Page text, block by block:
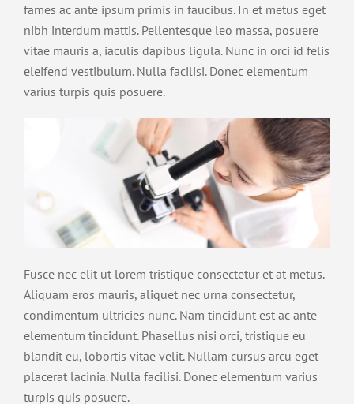
fames ac ante ipsum primis in faucibus. In et metus eget
nibh interdum mattis. Pellentesque leo massa, posuere
vitae mauris a, iaculis dapibus ligula. Nunc in orci id felis
eleifend vestibulum. Nulla facilisi. Donec elementum
varius turpis quis posuere.
Fusce nec elit ut lorem tristique consectetur et at metus.
Aliquam eros mauris, aliquet nec urna consectetur,
condimentum ultricies nunc. Nam tincidunt est ac ante
elementum tincidunt. Phasellus nisi orci, tristique eu
blandit eu, lobortis vitae velit. Nullam cursus arcu eget
placerat lacinia. Nulla facilisi. Donec elementum varius
turpis quis posuere.